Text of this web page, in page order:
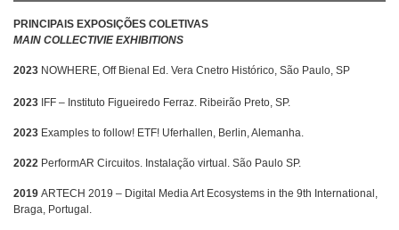
PRINCIPAIS EXPOSIÇÕES COLETIVAS
MAIN COLLECTIVIE EXHIBITIONS
2023 NOWHERE, Off Bienal Ed. Vera Cnetro Histórico, São Paulo, SP
2023 IFF – Instituto Figueiredo Ferraz. Ribeirão Preto, SP.
2023 Examples to follow! ETF! Uferhallen, Berlin, Alemanha.
2022 PerformAR Circuitos. Instalação virtual. São Paulo SP.
2019 ARTECH 2019 – Digital Media Art Ecosystems in the 9th International,
Braga, Portugal.